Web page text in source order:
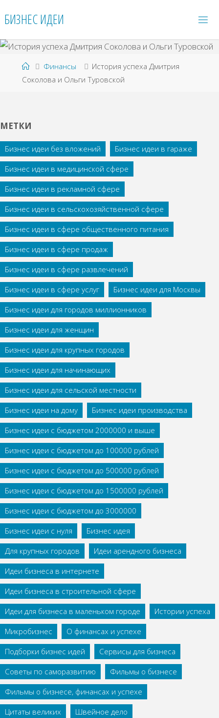
БИЗНЕС ИДЕИ
ГлавнаяФинансы
История успеха Дмитрия
Соколова и Ольги Туровской
МЕТКИ
Бизнес идеи без вложений
Бизнес идеи в гараже
Бизнес идеи в медицинской сфере
Бизнес идеи в рекламной сфере
Бизнес идеи в сельскохозяйственной сфере
Бизнес идеи в сфере общественного питания
Бизнес идеи в сфере продаж
Бизнес идеи в сфере развлечений
Бизнес идеи в сфере услуг
Бизнес идеи для Москвы
Бизнес идеи для городов миллионников
Бизнес идеи для женщин
Бизнес идеи для крупных городов
Бизнес идеи для начинающих
Бизнес идеи для сельской местности
Бизнес идеи на дому
Бизнес идеи производства
Бизнес идеи с бюджетом 2000000 и выше
Бизнес идеи с бюджетом до 100000 рублей
Бизнес идеи с бюджетом до 500000 рублей
Бизнес идеи с бюджетом до 1500000 рублей
Бизнес идеи с бюджетом до 3000000
Бизнес идеи с нуля
Бизнес идея
Для крупных городов
Идеи арендного бизнеса
Идеи бизнеса в интернете
Идеи бизнеса в строительной сфере
Идеи для бизнеса в маленьком городе
Истории успеха
Микробизнес
О финансах и успехе
Подборки бизнес идей
Сервисы для бизнеса
Советы по саморазвитию
Фильмы о бизнесе
Фильмы о бизнесе, финансах и успехе
Цитаты великих
Швейное дело